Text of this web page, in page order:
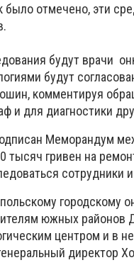
было отмечено, эти
будут врачи
будут
комментируя
и для диагностики
Меморандум
тысяч гривен на
сотрудники
городскому
южных районов
центром и в
директор